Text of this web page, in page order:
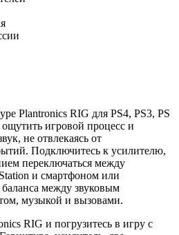
Plantronics RIG для PS4, PS3, PS
игровой процесс и
не отвлекаясь от
Подключитесь к усилителю,
переключаться между
и смартфоном или
между звуковым
музыкой и вызовами.
RIG и погрузитесь в игру с